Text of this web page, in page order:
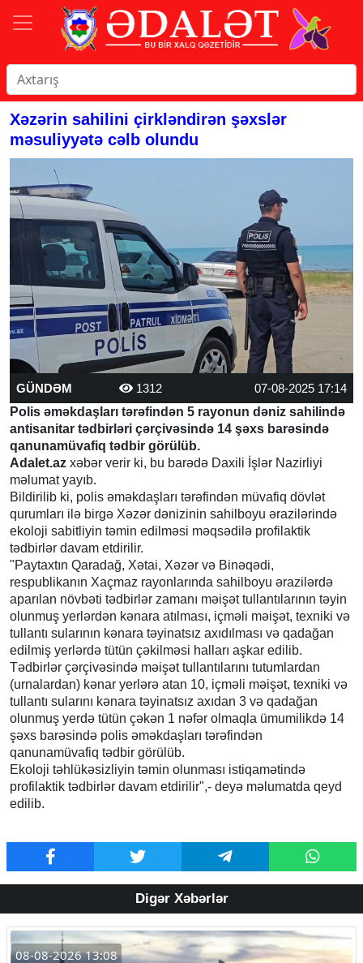
Xəzərin sahilini çirkləndirən şəxslər
məsuliyyətə cəlb olundu
GÜNDƏM 1312
07-08-2025 17:14
Polis əməkdaşları tərəfindən 5 rayonun dəniz sahilində
antisanitar tədbirləri çərçivəsində 14 şəxs barəsində
qanunamüvafiq tədbir görülüb.
Adalet.az xəbər verir ki, bu barədə Daxili İşlər Nazirliyi
məlumat yayıb.
Bildirilib ki, polis əməkdaşları tərəfindən müvafiq dövlət
qurumları ilə birgə Xəzər dənizinin sahilboyu ərazilərində
ekoloji sabitliyin təmin edilməsi məqsədilə profilaktik
tədbirlər davam etdirilir.
"Paytaxtın Qaradağ, Xətai, Xəzər və Binəqədi,
respublikanın Xaçmaz rayonlarında sahilboyu ərazilərdə
aparılan növbəti tədbirlər zamanı məişət tullantılarının təyin
olunmuş yerlərdən kənara atılması, içməli məişət, texniki və
tullantı sularının kənara təyinatsız axıdılması və qadağan
edilmiş yerlərdə tütün çəkilməsi halları aşkar edilib.
Tədbirlər çərçivəsində məişət tullantılarını tutumlardan
(urnalardan) kənar yerlərə atan 10, içməli məişət, texniki və
tullantı sularını kənara təyinatsız axıdan 3 və qadağan
olunmuş yerdə tütün çəkən 1 nəfər olmaqla ümumilikdə 14
şəxs barəsində polis əməkdaşları tərəfindən
qanunamüvafiq tədbir görülüb.
Ekoloji təhlükəsizliyin təmin olunması istiqamətində
profilaktik tədbirlər davam etdirilir",- deyə məlumatda qeyd
edilib.
Digər Xəbərlər
08-08-2026 13:08